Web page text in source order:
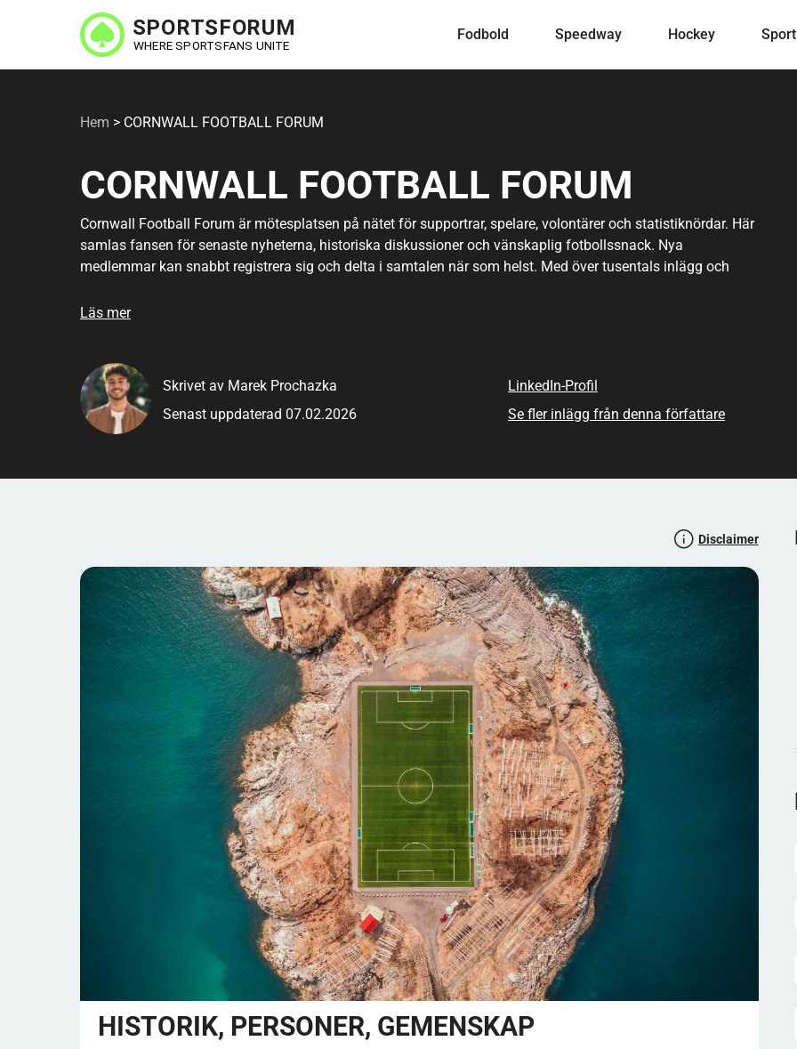
huvudinnehåll
Fodbold Speedway Hockey Sport
Hem > CORNWALL FOOTBALL FORUM
CORNWALL FOOTBALL FORUM
Cornwall Football Forum är mötesplatsen på nätet för supportrar, spelare, volontärer och statistiknördar. Här
samlas fansen för senaste nyheterna, historiska diskussioner och vänskaplig fotbollssnack. Nya
medlemmar kan snabbt registrera sig och delta i samtalen när som helst. Med över tusentals inlägg och
fotbollsintresserad. Forumet erbjuder även utrymme för arrangemang, tips om faciliteter, samt råd för
Är du intresserad av liknande artiklar? Läs mer här:
Läs mer
Skrivet av Marek Prochazka
Senast uppdaterad 07.02.2026
LinkedIn-Profil
Se fler inlägg från denna författare
Disclaimer
HISTORIK, PERSONER, GEMENSKAP